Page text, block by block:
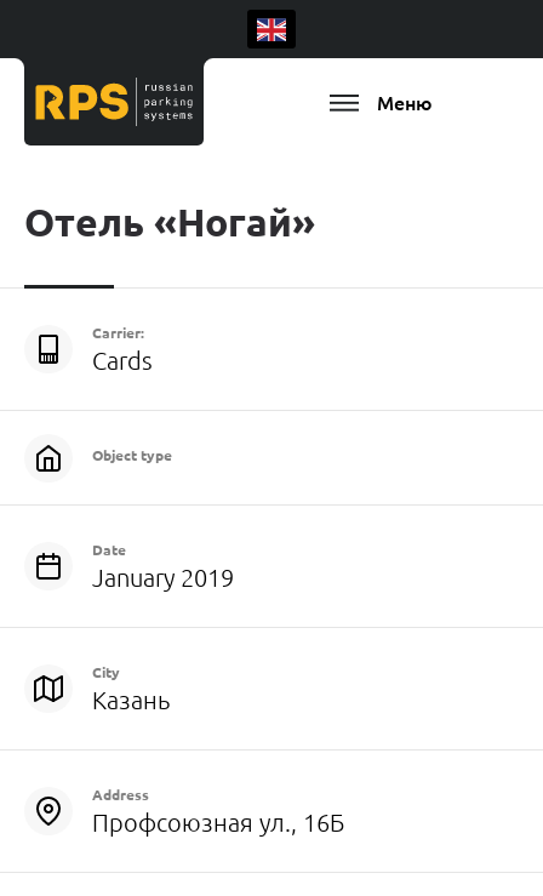
Меню
Отель «Ногай»
Carrier:
Cards
Object type
Date
January 2019
City
Казань
Address
Профсоюзная ул., 16Б